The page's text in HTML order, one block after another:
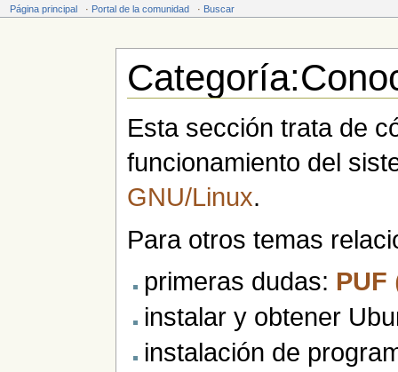
Página principal · Portal de la comunidad · Buscar
Esta sección trata de
funcionamiento del
GNU/Linux.
Para otros temas
primeras dudas: PUF
instalar y obtener
instalación de